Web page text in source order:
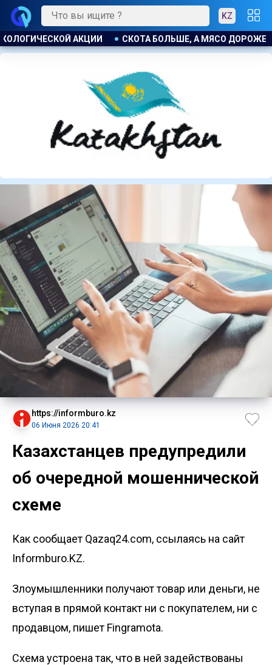
KZ
ПОЧЕМУ В КАЗАХСТАНЕ ПРОДОЛЖАЮТ РАСТИ ЦЕНЫ
https://informburo.kz
06 Июня 2026 20:41
Казахстанцев предупредили
об очередной мошеннической
схеме
Как сообщает Qazaq24.com, ссылаясь на сайт
Informburo.KZ.
Злоумышленники получают товар или деньги, не
вступая в прямой контакт ни с покупателем, ни с
продавцом, пишет Fingramota.
Схема устроена так, что в ней задействованы